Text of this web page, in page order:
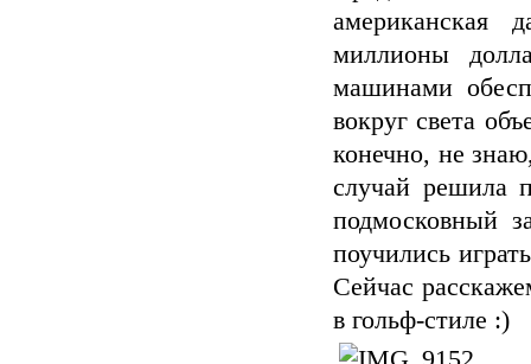
американская
миллионы
машинами
вокруг света
конечно, не
случай решила
подмосковный
поучились
Сейчас
в гольф-стиле :)